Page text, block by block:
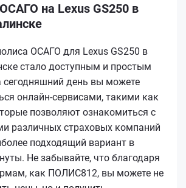
на Lexus GS250 в
ОСАГО для Lexus GS250 в
стало доступным и простым
сегодняшний день вы можете
онлайн-сервисами, такими как
позволяют ознакомиться с
различных страховых компаний
подходящий вариант в
Не забывайте, что благодаря
как ПОЛИС812, вы можете не